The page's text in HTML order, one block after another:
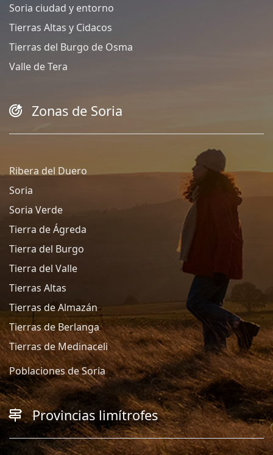
Soria ciudad y entorno
Tierras Altas y Cidacos
Tierras del Burgo de Osma
Valle de Tera
Zonas de Soria
Ribera del Duero
Soria
Soria Verde
Tierra de Ágreda
Tierra del Burgo
Tierra del Valle
Tierras Altas
Tierras de Almazán
Tierras de Berlanga
Tierras de Medinaceli
Poblaciones de Soria
Provincias limítrofes